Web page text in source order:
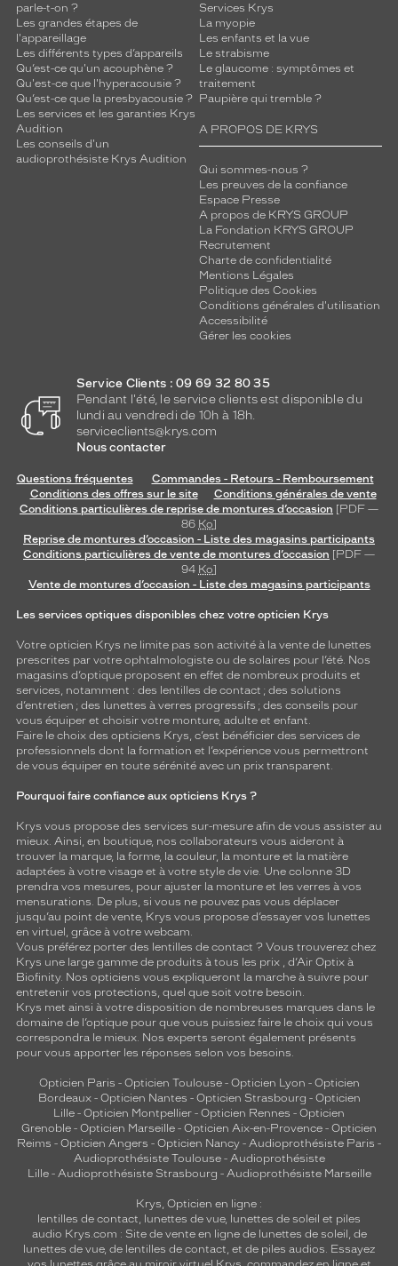
parle-t-on ?
Les grandes étapes de
l'appareillage
Les différents types d’appareils
Qu’est-ce qu'un acouphène ?
Qu'est-ce que l'hyperacousie ?
Qu’est-ce que la presbyacousie ?
Les services et les garanties Krys
Audition
Les conseils d'un
audioprothésiste Krys Audition
Services Krys
La myopie
Les enfants et la vue
Le strabisme
Le glaucome : symptômes et
traitement
Paupière qui tremble ?
A PROPOS DE KRYS
Qui sommes-nous ?
Les preuves de la confiance
Espace Presse
A propos de KRYS GROUP
La Fondation KRYS GROUP
Recrutement
Charte de confidentialité
Mentions Légales
Politique des Cookies
Conditions générales d'utilisation
Accessibilité
Gérer les cookies
Service Clients : 09 69 32 80 35
Pendant l'été, le service clients est disponible du
lundi au vendredi de 10h à 18h.
serviceclients@krys.com
Nous contacter
Questions fréquentes
Commandes - Retours - Remboursement
Conditions des offres sur le site
Conditions générales de vente
Conditions particulières de reprise de montures d’occasion [PDF —
86 Ko]
Reprise de montures d’occasion - Liste des magasins participants
Conditions particulières de vente de montures d’occasion [PDF —
94 Ko]
Vente de montures d’occasion - Liste des magasins participants
Les services optiques disponibles chez votre opticien Krys
Votre opticien Krys ne limite pas son activité à la vente de lunettes
prescrites par votre ophtalmologiste ou de solaires pour l’été. Nos
magasins d’optique proposent en effet de nombreux produits et
services, notamment : des lentilles de contact ; des solutions
d’entretien ; des lunettes à verres progressifs ; des conseils pour
vous équiper et choisir votre monture, adulte et enfant.
Faire le choix des opticiens Krys, c’est bénéficier des services de
professionnels dont la formation et l’expérience vous permettront
de vous équiper en toute sérénité avec un prix transparent.
Pourquoi faire confiance aux opticiens Krys ?
Krys vous propose des services sur-mesure afin de vous assister au
mieux. Ainsi, en boutique, nos collaborateurs vous aideront à
trouver la marque, la forme, la couleur, la monture et la matière
adaptées à votre visage et à votre style de vie. Une colonne 3D
prendra vos mesures, pour ajuster la monture et les verres à vos
mensurations. De plus, si vous ne pouvez pas vous déplacer
jusqu’au point de vente, Krys vous propose d’essayer vos lunettes
en virtuel, grâce à votre webcam.
Vous préférez porter des lentilles de contact ? Vous trouverez chez
Krys une large gamme de produits à tous les prix , d’Air Optix à
Biofinity. Nos opticiens vous expliqueront la marche à suivre pour
entretenir vos protections, quel que soit votre besoin.
Krys met ainsi à votre disposition de nombreuses marques dans le
domaine de l’optique pour que vous puissiez faire le choix qui vous
correspondra le mieux. Nos experts seront également présents
pour vous apporter les réponses selon vos besoins.
Opticien Paris - Opticien Toulouse- Opticien Lyon - Opticien
Bordeaux- Opticien Nantes - Opticien Strasbourg - Opticien
Lille - Opticien Montpellier - Opticien Rennes - Opticien
Grenoble - Opticien Marseille - Opticien Aix-en-Provence - Opticien
Reims - Opticien Angers - Opticien Nancy - Audioprothésiste Paris -
Audioprothésiste Toulouse- Audioprothésiste
Lille- Audioprothésiste Strasbourg - Audioprothésiste Marseille
Krys, Opticien en ligne :
lentilles de contact, lunettes de vue, lunettes de soleil et piles
audio Krys.com : Site de vente en ligne de lunettes de soleil, de
lunettes de vue, de lentilles de contact, et de piles audios. Essayez